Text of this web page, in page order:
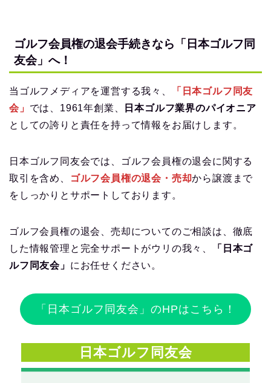
ゴルフ会員権の退会手続きなら「日本ゴルフ同
友会」へ！
当ゴルフメディアを運営する我々、
「日本ゴルフ同友
会」 では、1961年創業、
日本ゴルフ業界のパイオニア
としての誇りと責任を持って情報をお届けします。
日本ゴルフ同友会では、ゴルフ会員権の退会に関する
取引を含め、
ゴルフ会員権の退会・売却から譲渡まで
をしっかりとサポートしております。
ゴルフ会員権の退会、売却についてのご相談は、徹底
した情報管理と完全サポートがウリの我々、
「日本ゴ
ルフ同友会」 にお任せください。
「日本ゴルフ同友会」のHPはこちら！
日本ゴルフ同友会